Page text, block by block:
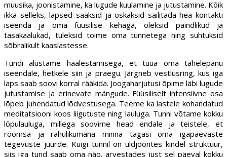
muusika, joonistamine, ka lugude kuulamine ja jutustamine. Kõik
ikka selleks, lapsed saaksid ja oskaksid säilitada hea kontakti
iseenda ja oma füüsilise kehaga, oleksid paindlikud ja
tasakaalukad, tuleksid toime oma tunnetega ning suhtuksid
sõbralikult kaaslastesse.
Tundi alustame häälestamisega, et tuua oma tähelepanu
iseendale, hetkele siin ja praegu. Järgneb vestlusring, kus iga
laps saab soovi korral rääkida. Joogaharjutusi õpime läbi lugude
jutustamise ja erinevate mängude. Füüsiliselt intensiivne osa
lõpeb juhendatud lõdvestusega. Teeme ka lastele kohandatud
meditatsiooni koos liigutuste ning lauluga. Tunni võtame kokku
lõpulauluga, millega soovime head endale ja teistele, et
rõõmsa ja rahulikumana minna tagasi oma igapäevaste
tegevuste juurde. Kuigi tunnil on üldjoontes kindel struktuur,
siis iga tund saab oma näo, arvestades just sel päeval kokku